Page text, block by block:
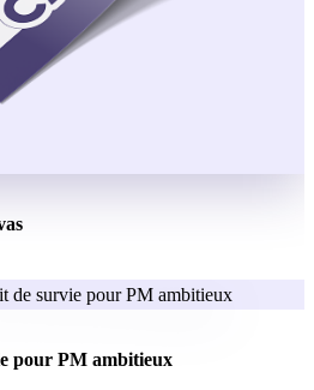
pour PM ambitieux